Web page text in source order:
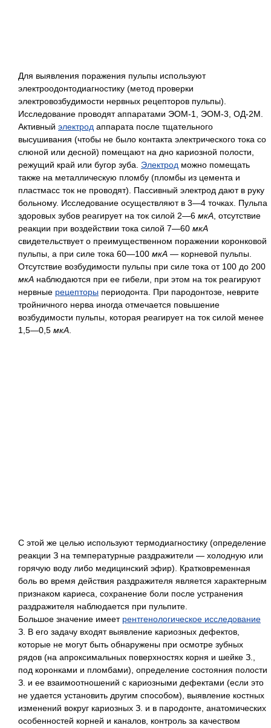
Для выявления поражения пульпы используют
электроодонтодиагностику (метод проверки
электровозбудимости нервных рецепторов пульпы).
Исследование проводят аппаратами ЭОМ-1, ЭОМ-3, ОД-2М.
Активный электрод аппарата после тщательного
высушивания (чтобы не было контакта электрического тока со
слюной или десной) помещают на дно кариозной полости,
режущий край или бугор зуба. Электрод можно помещать
также на металлическую пломбу (пломбы из цемента и
пластмасс ток не проводят). Пассивный электрод дают в руку
больному. Исследование осуществляют в 3—4 точках. Пульпа
здоровых зубов реагирует на ток силой 2—6 мкА, отсутствие
реакции при воздействии тока силой 7—60 мкА
свидетельствует о преимущественном поражении коронковой
пульпы, а при силе тока 60—100 мкА — корневой пульпы.
Отсутствие возбудимости пульпы при силе тока от 100 до 200
мкА наблюдаются при ее гибели, при этом на ток реагируют
нервные рецепторы периодонта. При пародонтозе, неврите
тройничного нерва иногда отмечается повышение
возбудимости пульпы, которая реагирует на ток силой менее
1,5—0,5 мкА.
С этой же целью используют термодиагностику (определение
реакции З на температурные раздражители — холодную или
горячую воду либо медицинский эфир). Кратковременная
боль во время действия раздражителя является характерным
признаком кариеса, сохранение боли после устранения
раздражителя наблюдается при пульпите.
Большое значение имеет рентгенологическое исследование
З. В его задачу входят выявление кариозных дефектов,
которые не могут быть обнаружены при осмотре зубных
рядов (на апроксимальных поверхностях корня и шейке З.,
под коронками и пломбами), определение состояния полости
З. и ее взаимоотношений с кариозными дефектами (если это
не удается установить другим способом), выявление костных
изменений вокруг кариозных З. и в пародонте, анатомических
особенностей корней и каналов, контроль за качеством